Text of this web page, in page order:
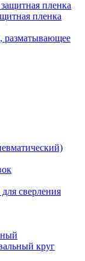
пленка
разматывающее
сверления
круг